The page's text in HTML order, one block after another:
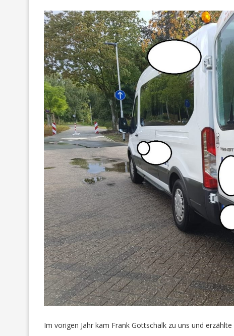
Im vorigen Jahr kam Frank Gottschalk zu uns und